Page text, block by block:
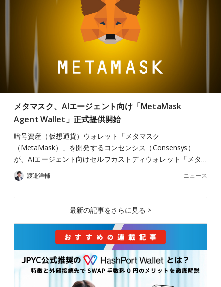
メタマスク、AIエージェント向け「MetaMask
Agent Wallet」正式提供開始
暗号資産（仮想通貨）ウォレット「メタマスク
（MetaMask）」を開発するコンセンシス（Consensys）
が、AIエージェント向けセルフカストディウォレット「メタ…
渡邉洋輔 ニュース
最新の記事をさらに見る >